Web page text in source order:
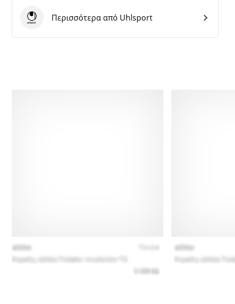
UhlsportΠερισσότερα από Uhlsport